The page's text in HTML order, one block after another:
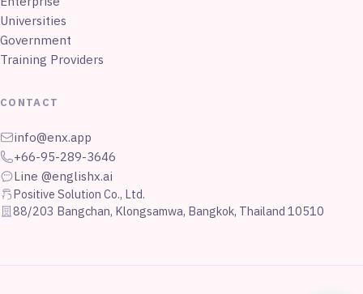
Universities
Government
Training Providers
CONTACT
info@enx.app
+66-95-289-3646
Line @englishx.ai
Positive Solution Co., Ltd.
88/203 Bangchan, Klongsamwa, Bangkok, Thailand 10510